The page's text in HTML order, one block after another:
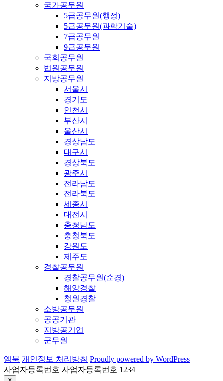
국가공무원
5급공무원(행정)
5급공무원(과학기술)
7급공무원
9급공무원
국회공무원
법원공무원
지방공무원
서울시
경기도
인천시
부산시
울산시
경상남도
대구시
경상북도
광주시
전라남도
전라북도
세종시
대전시
충청남도
충청북도
강원도
제주도
경찰공무원
경찰공무원(순경)
해양경찰
청원경찰
소방공무원
공공기관
지방공기업
군무원
엠북 개인정보 처리방침 Proudly powered by WordPress
사업자등록번호 사업자등록번호 1234